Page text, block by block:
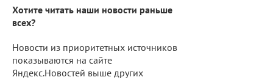
Хотите читать наши новости раньше
всех?
Новости из приоритетных источников
показываются на сайте
Яндекс.Новостей выше других